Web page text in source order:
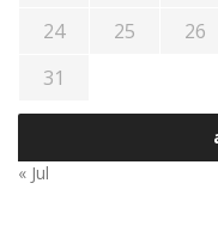
24
25 26
31
« Jul